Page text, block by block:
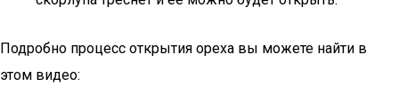
Подробно процесс открытия ореха вы можете найти в
этом видео: